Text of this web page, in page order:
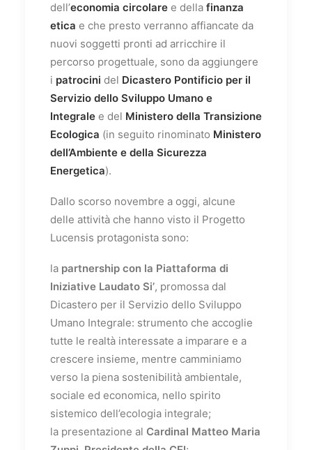
dell’economia circolare e della finanza
etica e che presto verranno affiancate da
nuovi soggetti pronti ad arricchire il
percorso progettuale, sono da aggiungere
i patrocini del Dicastero Pontificio per il
Servizio dello Sviluppo Umano e
Integrale e del Ministero della Transizione
Ecologica (in seguito rinominato Ministero
dell’Ambiente e della Sicurezza
Energetica).
Dallo scorso novembre a oggi, alcune
delle attività che hanno visto il Progetto
Lucensis protagonista sono:
la partnership con la Piattaforma di
Iniziative Laudato Si’, promossa dal
Dicastero per il Servizio dello Sviluppo
Umano Integrale: strumento che accoglie
tutte le realtà interessate a imparare e a
crescere insieme, mentre camminiamo
verso la piena sostenibilità ambientale,
sociale ed economica, nello spirito
sistemico dell’ecologia integrale;
la presentazione al Cardinal Matteo Maria